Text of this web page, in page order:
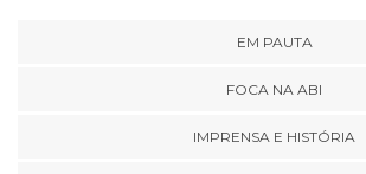
EM PAUTA
FOCA NA ABI
IMPRENSA E HISTÓRIA